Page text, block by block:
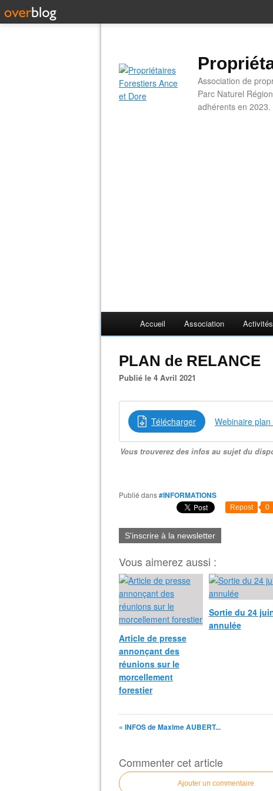
Association de
Parc Naturel
adhérents en 2023.
Accueil Association Activités
PLAN de RELANCE
Publié le 4 Avril 2021
Télécharger Webinaire
Vous trouverez des infos au sujet du
Publié dans#INFORMATIONS
Repost 0
S'inscrire à la newsletter
Vous aimerez aussi :
Article de presse
annonçant des
réunions sur le
morcellement
forestier
Sortie du 24
annulée
« INFOS de Maxime AUBERT...
Commenter cet article
Ajouter un commentaire